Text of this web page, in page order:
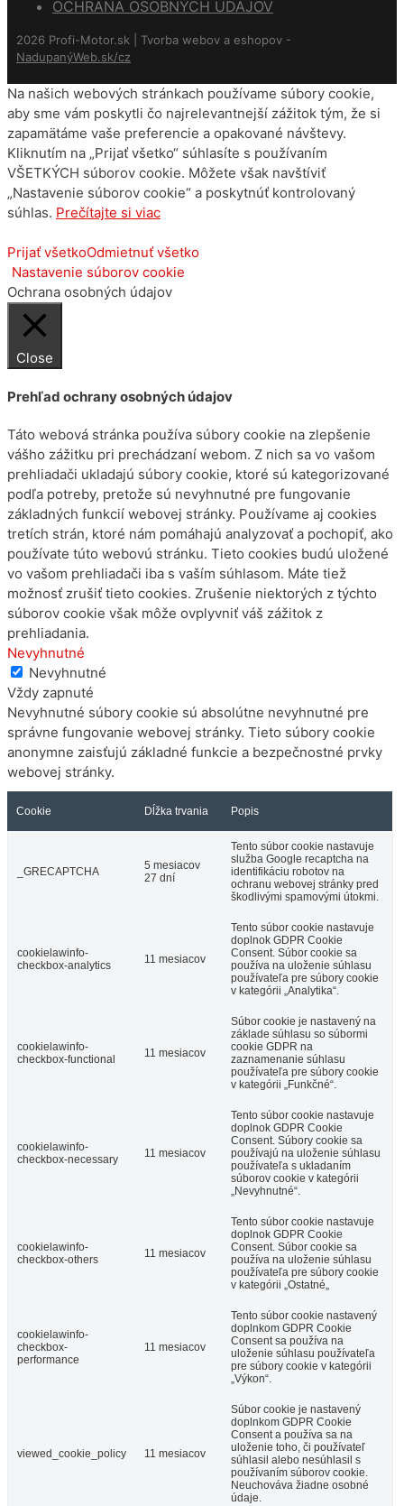
OCHRANA OSOBNÝCH ÚDAJOV
2026 Profi-Motor.sk | Tvorba webov a eshopov -
NadupanýWeb.sk/cz
Na našich webových stránkach používame súbory cookie,
aby sme vám poskytli čo najrelevantnejší zážitok tým, že si
zapamätáme vaše preferencie a opakované návštevy.
Kliknutím na „Prijať všetko“ súhlasíte s používaním
VŠETKÝCH súborov cookie. Môžete však navštíviť
„Nastavenie súborov cookie“ a poskytnúť kontrolovaný
súhlas. Prečítajte si viac
Prijať všetkoOdmietnuť všetko
Nastavenie súborov cookie
Ochrana osobných údajov
Close
Prehľad ochrany osobných údajov
Táto webová stránka používa súbory cookie na zlepšenie
vášho zážitku pri prechádzaní webom. Z nich sa vo vašom
prehliadači ukladajú súbory cookie, ktoré sú kategorizované
podľa potreby, pretože sú nevyhnutné pre fungovanie
základných funkcií webovej stránky. Používame aj cookies
tretích strán, ktoré nám pomáhajú analyzovať a pochopiť, ako
používate túto webovú stránku. Tieto cookies budú uložené
vo vašom prehliadači iba s vaším súhlasom. Máte tiež
možnosť zrušiť tieto cookies. Zrušenie niektorých z týchto
súborov cookie však môže ovplyvniť váš zážitok z
prehliadania.
Nevyhnutné
Nevyhnutné
Vždy zapnuté
Nevyhnutné súbory cookie sú absolútne nevyhnutné pre
správne fungovanie webovej stránky. Tieto súbory cookie
anonymne zaisťujú základné funkcie a bezpečnostné prvky
webovej stránky.
Cookie Dĺžka trvania Popis
_GRECAPTCHA
5 mesiacov
27 dní
Tento súbor cookie nastavuje
služba Google recaptcha na
identifikáciu robotov na
ochranu webovej stránky pred
škodlivými spamovými útokmi.
cookielawinfo-
checkbox-analytics
11 mesiacov
Tento súbor cookie nastavuje
doplnok GDPR Cookie
Consent. Súbor cookie sa
používa na uloženie súhlasu
používateľa pre súbory cookie
v kategórii „Analytika“.
cookielawinfo-
checkbox-functional
11 mesiacov
Súbor cookie je nastavený na
základe súhlasu so súbormi
cookie GDPR na
zaznamenanie súhlasu
používateľa pre súbory cookie
v kategórii „Funkčné“.
cookielawinfo-
checkbox-necessary
11 mesiacov
Tento súbor cookie nastavuje
doplnok GDPR Cookie
Consent. Súbory cookie sa
používajú na uloženie súhlasu
používateľa s ukladaním
súborov cookie v kategórii
„Nevyhnutné“.
cookielawinfo-
checkbox-others
11 mesiacov
Tento súbor cookie nastavuje
doplnok GDPR Cookie
Consent. Súbor cookie sa
používa na uloženie súhlasu
používateľa pre súbory cookie
v kategórii „Ostatné„
cookielawinfo-
checkbox-
performance
11 mesiacov
Tento súbor cookie nastavený
doplnkom GDPR Cookie
Consent sa používa na
uloženie súhlasu používateľa
pre súbory cookie v kategórii
„Výkon“.
viewed_cookie_policy 11 mesiacov
Súbor cookie je nastavený
doplnkom GDPR Cookie
Consent a používa sa na
uloženie toho, či používateľ
súhlasil alebo nesúhlasil s
používaním súborov cookie.
Neuchováva žiadne osobné
údaje.